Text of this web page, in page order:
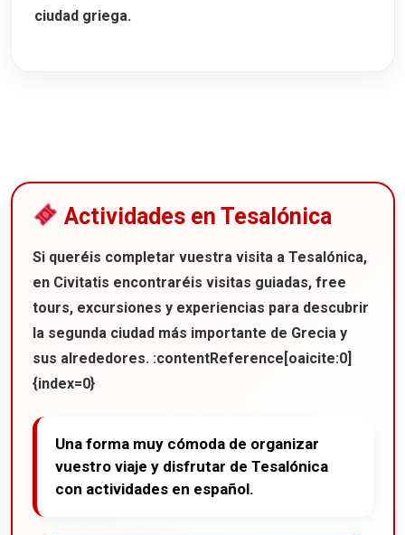
ciudad griega.
Actividades en Tesalónica
Si queréis completar vuestra visita a Tesalónica,
en Civitatis encontraréis visitas guiadas, free
tours, excursiones y experiencias para descubrir
la segunda ciudad más importante de Grecia y
sus alrededores. :contentReference[oaicite:0]
{index=0}
Una forma muy cómoda de organizar
vuestro viaje y disfrutar de Tesalónica
con actividades en español.